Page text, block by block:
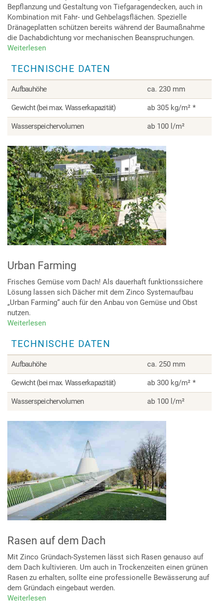
Bepflanzung und Gestaltung von Tiefgaragendecken, auch in
Kombination mit Fahr- und Gehbelagsflächen. Spezielle
Dränageplatten schützen bereits während der Baumaßnahme
die Dachabdichtung vor mechanischen Beanspruchungen.
Weiterlesen
TECHNISCHE DATEN
Aufbauhöhe ca. 230 mm
Gewicht (bei max. Wasserkapazität) ab 305 kg/m² *
Wasserspeichervolumen ab 100 l/m²
Urban Farming
Frisches Gemüse vom Dach! Als dauerhaft funktionssichere
Lösung lassen sich Dächer mit dem Zinco Systemaufbau
„Urban Farming“ auch für den Anbau von Gemüse und Obst
nutzen.
Weiterlesen
Farming
TECHNISCHE DATEN
Aufbauhöhe ca. 250 mm
Gewicht (bei max. Wasserkapazität) ab 300 kg/m² *
Wasserspeichervolumen ab 100 l/m²
Rasen auf dem Dach
Mit Zinco Gründach-Systemen lässt sich Rasen genauso auf
dem Dach kultivieren. Um auch in Trockenzeiten einen grünen
Rasen zu erhalten, sollte eine professionelle Bewässerung auf
dem Gründach eingebaut werden.
Weiterlesen